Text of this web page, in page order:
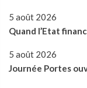
5 août 2026
Quand l’Etat
5 août 2026
Journée Portes